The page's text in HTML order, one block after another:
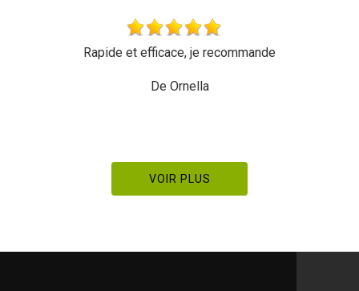
Très bon travail une équipe très sympa tarif
VOIR PLUS